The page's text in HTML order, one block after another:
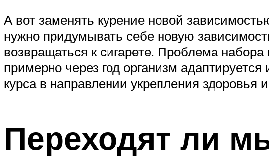
А вот заменять курение новой
нужно придумывать себе новую
возвращаться к сигарете. Проблема
примерно через год организм
курса в направлении укрепления
Переходят ли